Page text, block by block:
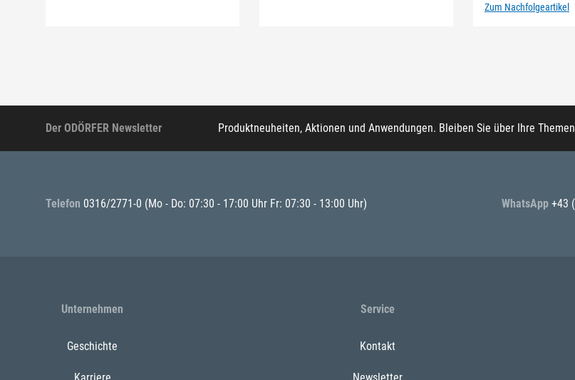
Zum Nachfolgeartikel
Der ODÖRFER Newsletter Produktneuheiten, Aktionen und Anwendungen. Bleiben Sie über Ihre
Telefon 0316/2771-0 (Mo - Do: 07:30 - 17:00 Uhr Fr: 07:30 - 13:00 Uhr) WhatsApp +43
Unternehmen
Geschichte
Service
Kontakt